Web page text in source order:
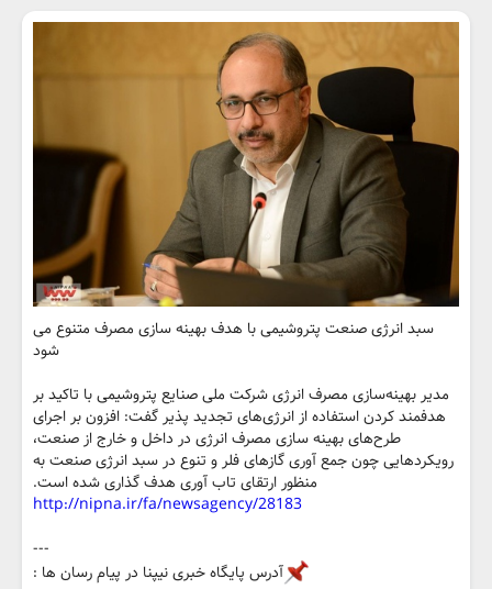
سبد انرژی صنعت پتروشیمی با هدف بهینه سازی مصرف متنوع می
شود
مدیر بهینه‌سازی مصرف انرژی شرکت ملی صنایع پتروشیمی با تاکید بر
هدفمند کردن استفاده از انرژی‌های تجدید پذیر گفت: افزون بر اجرای
طرح‌های بهینه‌ سازی مصرف انرژی در داخل و خارج از صنعت،
رویکردهایی چون جمع آوری گازهای فلر و تنوع در سبد انرژی صنعت به
منظور ارتقای تاب آوری هدف گذاری شده است.
http://nipna.ir/fa/newsagency/28183
---
آدرس پایگاه خبری نیپنا در پیام رسان ها :